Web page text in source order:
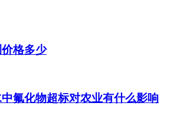
格多少
氟化物超标对农业有什么影响